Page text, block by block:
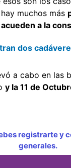
muchos más
a la
dos
a cabo en las
y la 11 de
registrarte y
generales.